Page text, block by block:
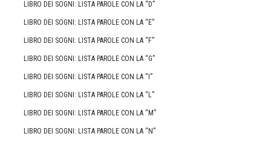
LIBRO DEI SOGNI: LISTA PAROLE CON LA “D”
LIBRO DEI SOGNI: LISTA PAROLE CON LA “E”
LIBRO DEI SOGNI: LISTA PAROLE CON LA “F”
LIBRO DEI SOGNI: LISTA PAROLE CON LA “G”
LIBRO DEI SOGNI: LISTA PAROLE CON LA “I”
LIBRO DEI SOGNI: LISTA PAROLE CON LA “L”
LIBRO DEI SOGNI: LISTA PAROLE CON LA “M”
LIBRO DEI SOGNI: LISTA PAROLE CON LA “N”